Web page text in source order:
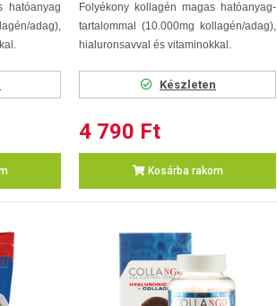
hatóanyag
adag),
Folyékony kollagén magas hatóanyag-
tartalommal (10.000mg kollagén/adag),
hialuronsavval és vitaminokkal.
Készleten
4 790 Ft
Kosárba rakom